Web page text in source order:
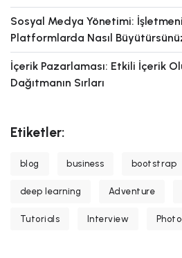
Sosyal Medya Yönetimi:
Platformlarda Nasıl
İçerik Pazarlaması: Etkili İçerik
Dağıtmanın Sırları
Etiketler:
blog business bootstrap
deep learning Adventure
Tutorials Interview